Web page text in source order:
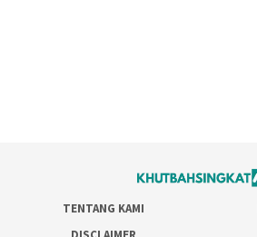
TENTANG KAMI